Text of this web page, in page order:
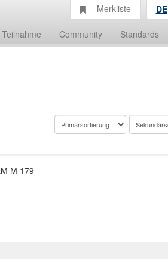
Teilnahme Community Standards
Merkliste DE
M 179